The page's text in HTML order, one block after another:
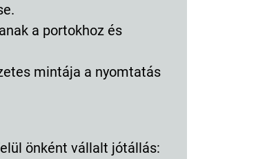
a portokhoz és
mintája a nyomtatás
önként vállalt jótállás: